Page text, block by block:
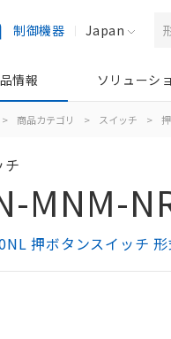
制御機器 Japan
情報 ソリューシ
> 商品カテゴリ > スイッチ >
チ
MNM-
押ボタンスイッチ